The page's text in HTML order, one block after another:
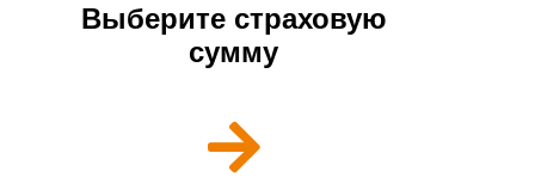
Выберите страховую
сумму